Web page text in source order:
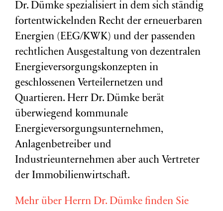
Dr. Dümke spezialisiert in dem sich ständig
fortentwickelnden Recht der erneuerbaren
Energien (EEG/KWK) und der passenden
rechtlichen Ausgestaltung von dezentralen
Energieversorgungskonzepten in
geschlossenen Verteilernetzen und
Quartieren. Herr Dr. Dümke berät
überwiegend kommunale
Energieversorgungsunternehmen,
Anlagenbetreiber und
Industrieunternehmen aber auch Vertreter
der Immobilienwirtschaft.
Mehr über Herrn Dr. Dümke finden Sie